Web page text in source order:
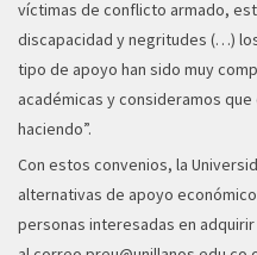
víctimas de conflicto armado,
discapacidad y negritudes (…)
tipo de apoyo han sido muy
académicas y consideramos
haciendo”.
Con estos convenios, la
alternativas de apoyo
personas interesadas en